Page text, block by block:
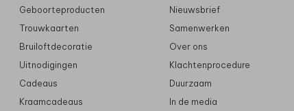
Geboorteproducten
Trouwkaarten
Bruiloftdecoratie
Uitnodigingen
Cadeaus
Kraamcadeaus
Nieuwsbrief
Samenwerken
Over ons
Klachtenprocedure
Duurzaam
In de media